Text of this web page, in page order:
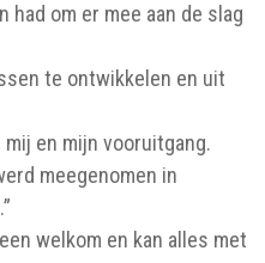
had om er mee aan de slag
te ontwikkelen en uit
en mijn vooruitgang.
meegenomen in
welkom en kan alles met